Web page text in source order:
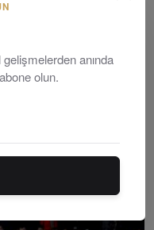
Kitapçığı
Kitapçığı’ hazırladı.
anında
olun.